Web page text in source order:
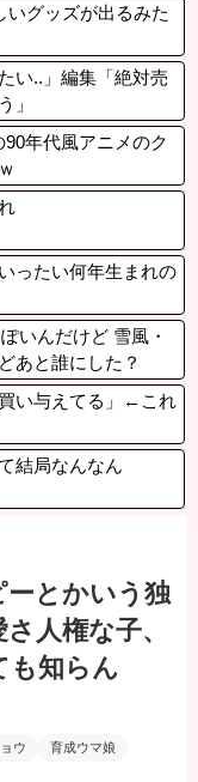
いグッズが出るみた
い..」編集「絶対売
」
年代風アニメのク
ったい何年生まれの
いんだけど 雪風・
あと誰にした？
い与えてる」←これ
結局なんなん
ーとかいう独
人権な子、
も知らん
ウ 育成ウマ娘